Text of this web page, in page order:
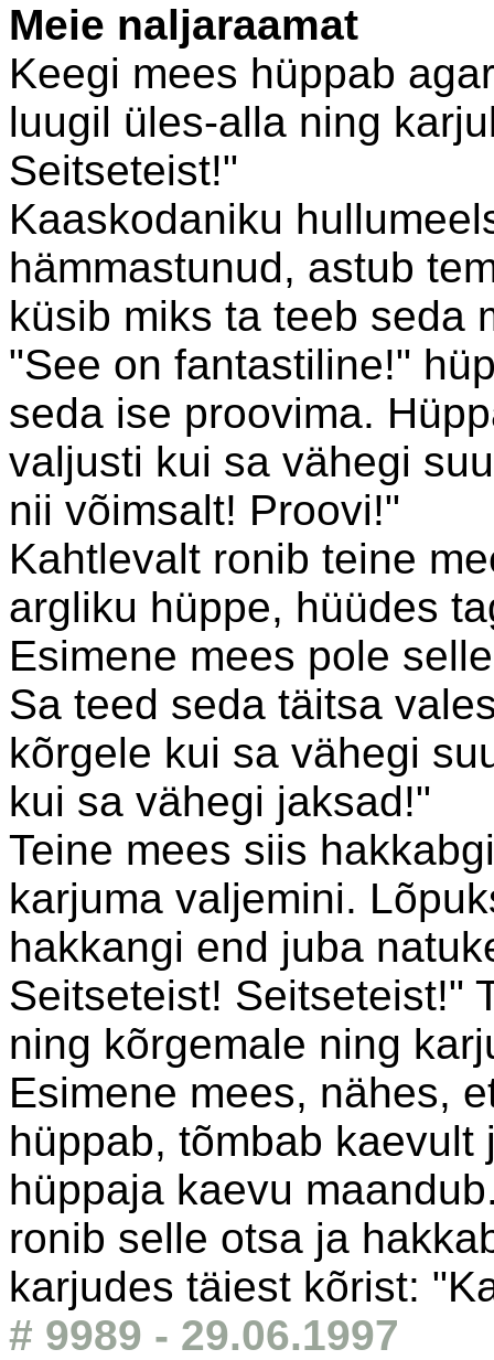
Meie naljaraamat
Keegi mees hüppab
luugil üles-alla ning
Seitseteist!"
Kaaskodaniku
hämmastunud, astub
küsib miks ta teeb seda
"See on fantastiline!"
seda ise proovima.
valjusti kui sa vähegi
nii võimsalt! Proovi!"
Kahtlevalt ronib teine
argliku hüppe, hüüdes
Esimene mees pole
Sa teed seda täitsa
kõrgele kui sa vähegi
kui sa vähegi jaksad!"
Teine mees siis
karjuma valjemini.
hakkangi end juba
Seitseteist! Seitseteist!"
ning kõrgemale ning
Esimene mees, nähes,
hüppab, tõmbab
hüppaja kaevu
ronib selle otsa ja
karjudes täiest kõrist:
# 9989 - 29.06.1997